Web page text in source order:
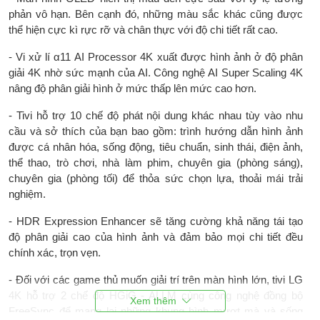
phản vô hạn. Bên cạnh đó, những màu sắc khác cũng được
thể hiện cực kì rực rỡ và chân thực với độ chi tiết rất cao.
- Vi xử lí α11 AI Processor 4K xuất được hình ảnh ở độ phân
giải 4K nhờ sức mạnh của AI. Công nghệ AI Super Scaling 4K
nâng độ phân giải hình ở mức thấp lên mức cao hơn.
- Tivi hỗ trợ 10 chế độ phát nội dung khác nhau tùy vào nhu
cầu và sở thích của bạn bao gồm: trình hướng dẫn hình ảnh
được cá nhân hóa, sống động, tiêu chuẩn, sinh thái, điện ảnh,
thể thao, trò chơi, nhà làm phim, chuyên gia (phòng sáng),
chuyên gia (phòng tối) để thỏa sức chọn lựa, thoải mái trải
nghiệm.
- HDR Expression Enhancer sẽ tăng cường khả năng tái tạo
độ phân giải cao của hình ảnh và đảm bảo mọi chi tiết đều
chính xác, trọn vẹn.
- Đối với các game thủ muốn giải trí trên màn hình lớn, tivi LG
4K hỗ trợ 2 chế độ HGiG - ALLM cùng công nghệ đồng bộ
FreeSync để mang lại những khung hình mượt mà và sống
USB: 3 cổng USB A
ảnh, âm thanh:
(ARC), 1 cổng Composite
Cổng xuất âm
1 cổng 3.5 mm, 1 cổng Optical
Công suất điện:
Chế độ chờ < 0.5W/ AC 200~240V
50-60Hz
Phụ kiện đi cùng: HDSD, remote, Chân đế
Kích thước có
chân, đặt bàn:
Trọng lượng có
chân:
23.2 Kg
Kích thước không
1222 x 703 x 27.2 mm